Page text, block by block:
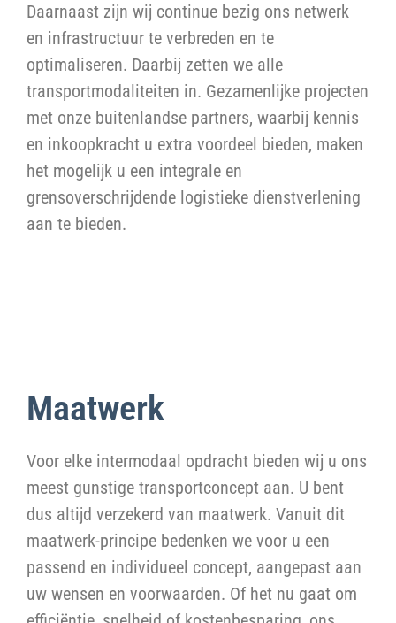
Daarnaast zijn wij continue bezig ons netwerk
en infrastructuur te verbreden en te
optimaliseren. Daarbij zetten we alle
transportmodaliteiten in. Gezamenlijke projecten
met onze buitenlandse partners, waarbij kennis
en inkoopkracht u extra voordeel bieden, maken
het mogelijk u een integrale en
grensoverschrijdende logistieke dienstverlening
aan te bieden.
Maatwerk
Voor elke intermodaal opdracht bieden wij u ons
meest gunstige transportconcept aan. U bent
dus altijd verzekerd van maatwerk. Vanuit dit
maatwerk-principe bedenken we voor u een
passend en individueel concept, aangepast aan
uw wensen en voorwaarden. Of het nu gaat om